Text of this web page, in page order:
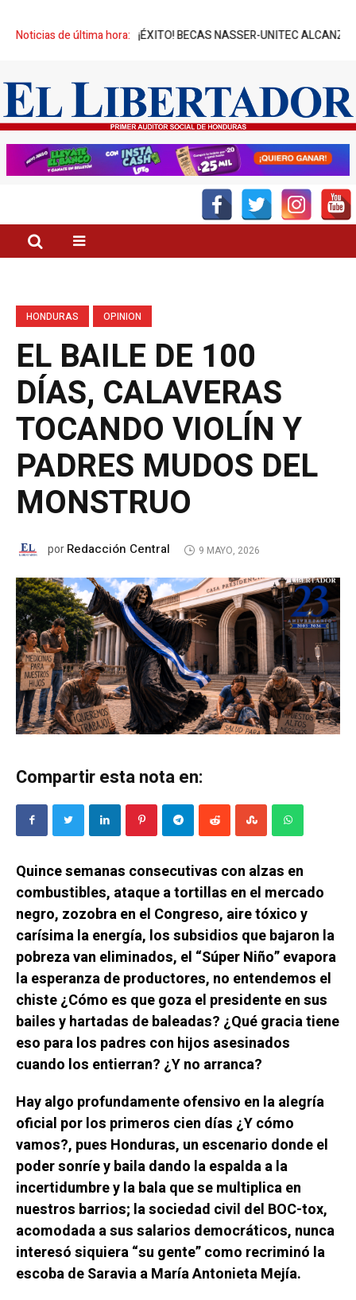
Noticias de última hora:
¡ÉXITO! BECAS NASSER-UNITEC ALCANZA MIL JÓVENES
HONDURAS OPINION
EL BAILE DE 100
DÍAS, CALAVERAS
TOCANDO VIOLÍN Y
PADRES MUDOS DEL
MONSTRUO
porRedacción Central 9 MAYO, 2026
Compartir esta nota en:
Quince semanas consecutivas con alzas en
combustibles, ataque a tortillas en el mercado
negro, zozobra en el Congreso, aire tóxico y
carísima la energía, los subsidios que bajaron la
pobreza van eliminados, el “Súper Niño” evapora
la esperanza de productores, no entendemos el
chiste ¿Cómo es que goza el presidente en sus
bailes y hartadas de baleadas? ¿Qué gracia tiene
eso para los padres con hijos asesinados
cuando los entierran? ¿Y no arranca?
Hay algo profundamente ofensivo en la alegría
oficial por los primeros cien días ¿Y cómo
vamos?, pues Honduras, un escenario donde el
poder sonríe y baila dando la espalda a la
incertidumbre y la bala que se multiplica en
nuestros barrios; la sociedad civil del BOC-tox,
acomodada a sus salarios democráticos, nunca
interesó siquiera “su gente” como recriminó la
escoba de Saravia a María Antonieta Mejía.